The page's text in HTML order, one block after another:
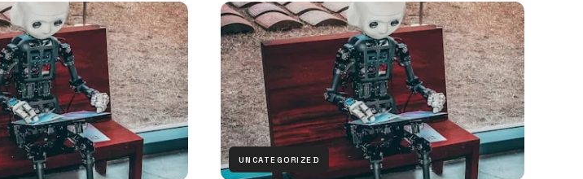
UNCATEGORIZED